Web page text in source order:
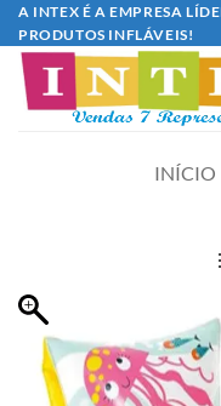
Skip
to
content
A INTEX É A EMPRESA
PRODUTOS INFLÁVEIS!
INÍCIO